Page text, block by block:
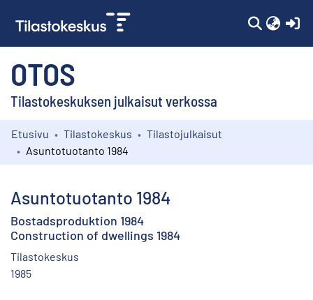
OTOS
Tilastokeskuksen julkaisut verkossa
Kokoelmat
Etusivu Tilastokeskus
Tilastojulkaisut
Asuntotuotanto 1984
Asuntotuotanto 1984
Bostadsproduktion 1984
Construction of dwellings 1984
Tilastokeskus
1985